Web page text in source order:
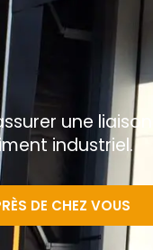
une
industriel.
DE CHEZ VOUS